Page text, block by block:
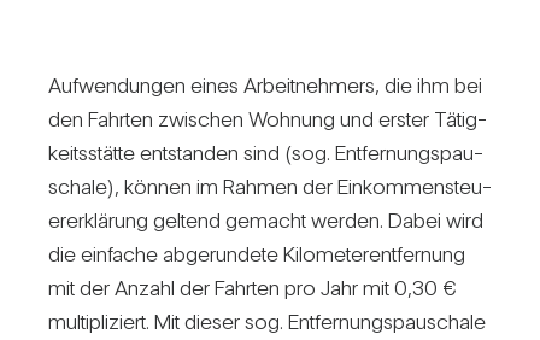
Auf­wen­dungen eines Arbeit­neh­mers, die ihm bei
den Fahrten zwi­schen Woh­nung und erster Tätig­
keits­stätte ent­standen sind (sog. Ent­fer­nungs­pau­
schale), können im Rahmen der Ein­kom­men­steu­
er­erklä­rung gel­tend gemacht werden. Dabei wird
die ein­fache abge­run­dete Kilo­me­ter­ent­fer­nung
mit der Anzahl der Fahrten pro Jahr mit 0,30 €
mul­ti­pli­ziert. Mit dieser sog. Ent­fer­nungs­pau­schale